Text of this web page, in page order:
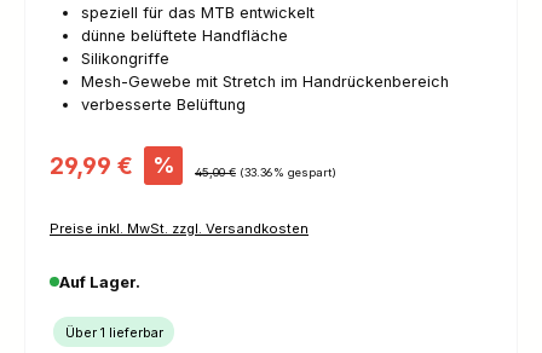
speziell für das MTB entwickelt
dünne belüftete Handfläche
Silikongriffe
Mesh-Gewebe mit Stretch im Handrückenbereich
verbesserte Belüftung
Verkaufspreis:
29,99 € % Regulärer Preis:
45,00 € (33.36% gespart)
Preise inkl. MwSt. zzgl. Versandkosten
Auf Lager.
Über 1 lieferbar